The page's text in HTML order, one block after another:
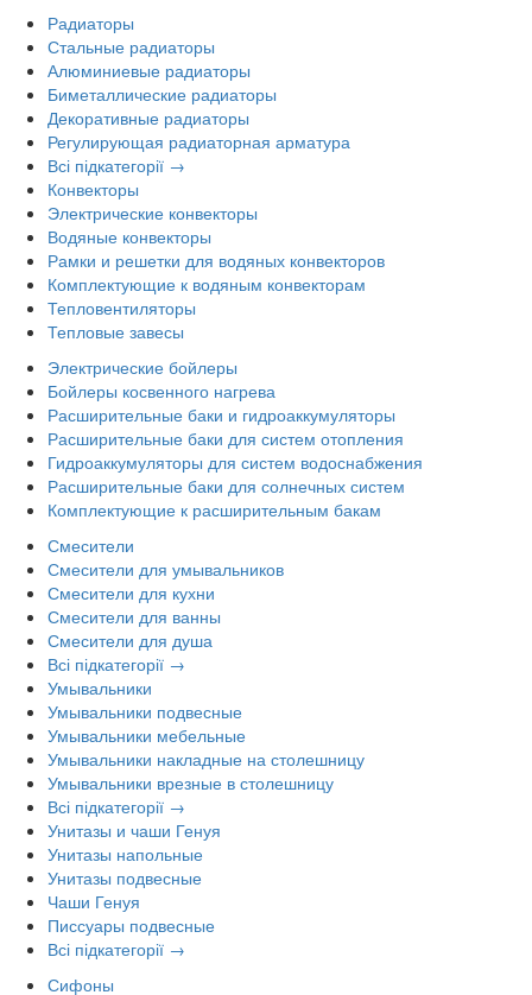
Радиаторы
Стальные радиаторы
Алюминиевые радиаторы
Биметаллические радиаторы
Декоративные радиаторы
Регулирующая радиаторная арматура
Всі підкатегорії →
Конвекторы
Электрические конвекторы
Водяные конвекторы
Рамки и решетки для водяных конвекторов
Комплектующие к водяным конвекторам
Тепловентиляторы
Тепловые завесы
Электрические бойлеры
Бойлеры косвенного нагрева
Расширительные баки и гидроаккумуляторы
Расширительные баки для систем отопления
Гидроаккумуляторы для систем водоснабжения
Расширительные баки для солнечных систем
Комплектующие к расширительным бакам
Смесители
Смесители для умывальников
Смесители для кухни
Смесители для ванны
Смесители для душа
Всі підкатегорії →
Умывальники
Умывальники подвесные
Умывальники мебельные
Умывальники накладные на столешницу
Умывальники врезные в столешницу
Всі підкатегорії →
Унитазы и чаши Генуя
Унитазы напольные
Унитазы подвесные
Чаши Генуя
Писсуары подвесные
Всі підкатегорії →
Сифоны